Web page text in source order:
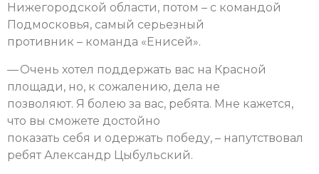
Нижегородской области, потом – с командой
Подмосковья, самый серьезный
противник – команда «Енисей».
— Очень хотел поддержать вас на Красной
площади, но, к сожалению, дела не
позволяют. Я болею за вас, ребята. Мне кажется,
что вы сможете достойно
показать себя и одержать победу, – напутствовал
ребят Александр Цыбульский.